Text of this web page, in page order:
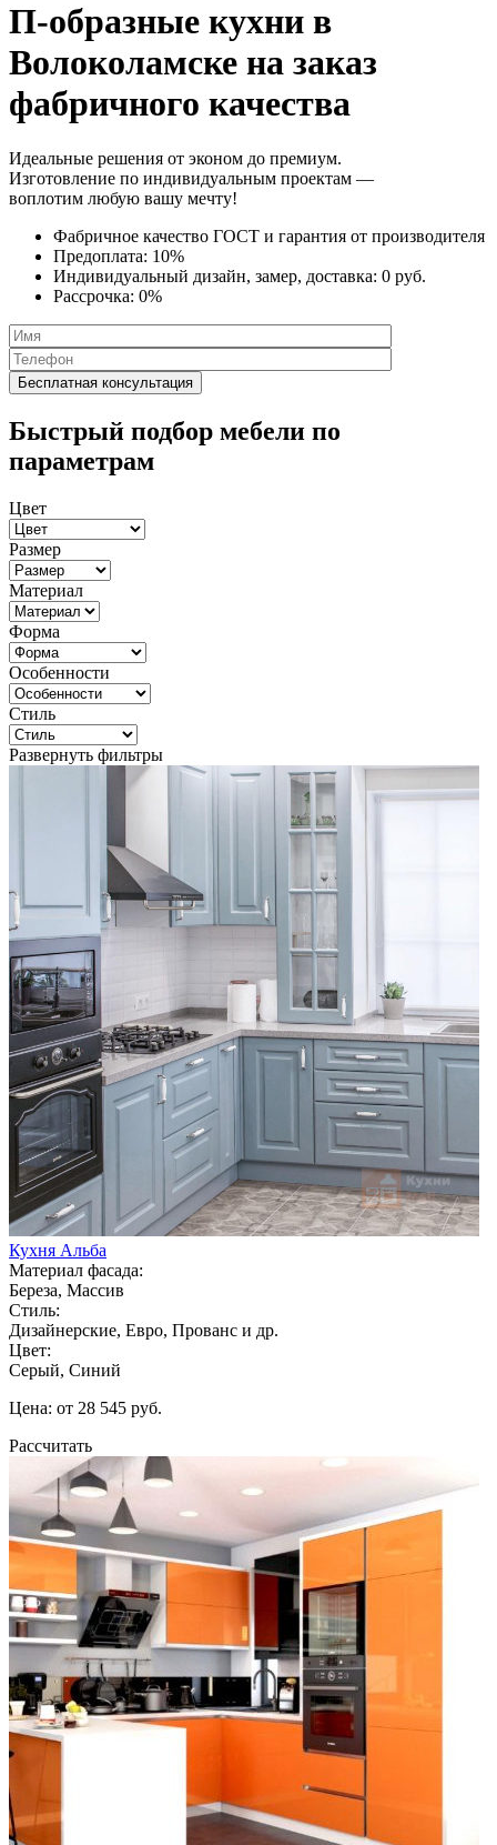
П-образные кухни в
Волоколамске на заказ
фабричного качества
Идеальные решения от эконом до премиум.
Изготовление по индивидуальным проектам —
воплотим любую вашу мечту!
Фабричное качество ГОСТ и гарантия от производителя
Предоплата: 10%
Индивидуальный дизайн, замер, доставка: 0 руб.
Рассрочка: 0%
Быстрый подбор мебели по
параметрам
Цвет
Размер
Материал
Форма
Особенности
Стиль
Развернуть фильтры
Кухня Альба
Материал фасада:
Береза, Массив
Стиль:
Дизайнерские, Евро, Прованс и др.
Цвет:
Серый, Синий
Цена: от 28 545 руб.
Рассчитать